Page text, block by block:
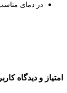
در دمای
امتیاز و دیدگاه